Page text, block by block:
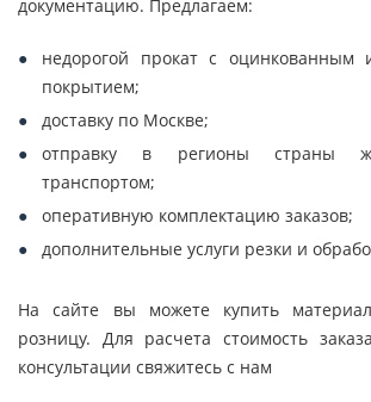
документацию. Предлагаем:
недорогой прокат с оцинкованным
покрытием;
доставку по Москве;
отправку в регионы страны
транспортом;
оперативную комплектацию заказов;
дополнительные услуги резки и
На сайте вы можете купить
розницу. Для расчета стоимость
консультации свяжитесь с нам